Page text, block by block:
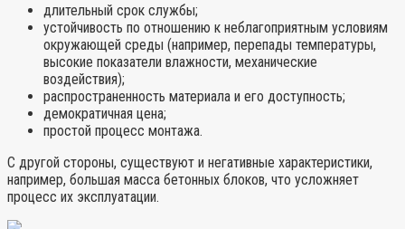
длительный срок службы;
устойчивость по отношению к неблагоприятным условиям
окружающей среды (например, перепады температуры,
высокие показатели влажности, механические
воздействия);
распространенность материала и его доступность;
демократичная цена;
простой процесс монтажа.
С другой стороны, существуют и негативные характеристики,
например, большая масса бетонных блоков, что усложняет
процесс их эксплуатации.